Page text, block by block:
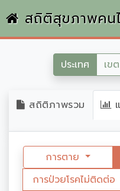
สถิติสุขภาพคน
ประเทศ เขต
สถิติภาพรวม แ
การตาย
การป่วยโรคไม่ติดต่อ